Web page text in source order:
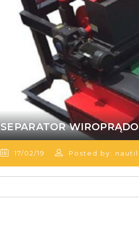
SEPARATOR
17/02/19 Posted by: nautil